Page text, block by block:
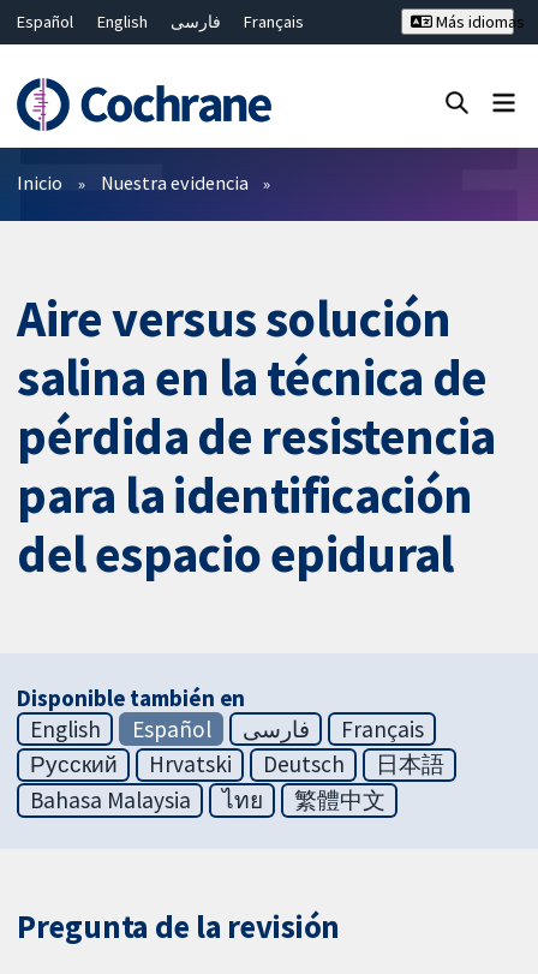
Español English فارسی
Français
Bahasa Malaysia
ไทย 繁體中文
Más idiomas
Filtros
Inicio Nuestra evidencia
Aire versus solución
salina en la técnica de
pérdida de resistencia
para la identificación
del espacio epidural
Disponible también en
English
Español فارسی
Français
Русский
Hrvatski Deutsch
日本語
Bahasa Malaysia
ไทย 繁體中文
Pregunta de la revisión